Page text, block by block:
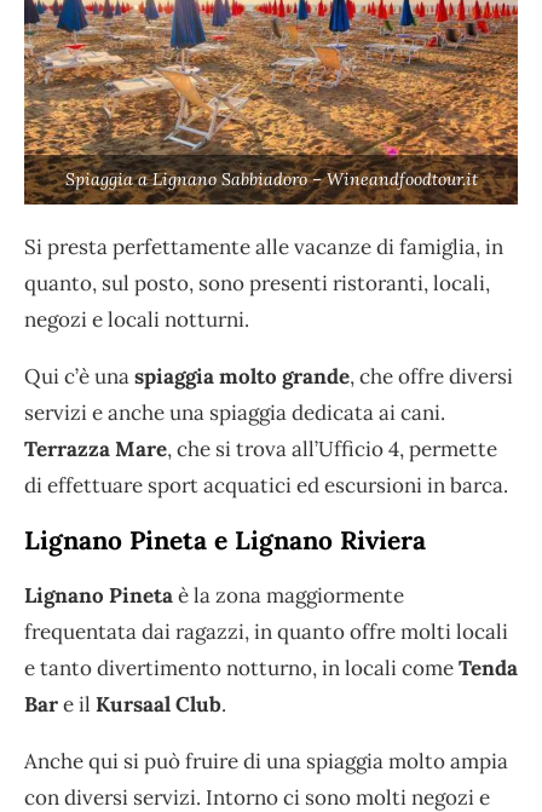
Spiaggia a Lignano Sabbiadoro – Wineandfoodtour.it
Si presta perfettamente alle vacanze di famiglia, in
quanto, sul posto, sono presenti ristoranti, locali,
negozi e locali notturni.
Qui c’è unaspiaggia molto grande, che offre diversi
servizi e anche una spiaggia dedicata ai cani.
Terrazza Mare, che si trova all’Ufficio 4, permette
di effettuare sport acquatici ed escursioni in barca.
Lignano Pineta e Lignano Riviera
Lignano Pinetaè la zona maggiormente
frequentata dai ragazzi, in quanto offre molti locali
e tanto divertimento notturno, in locali comeTenda
Bare il Kursaal Club.
Anche qui si può fruire di una spiaggia molto ampia
con diversi servizi. Intorno ci sono molti negozi e